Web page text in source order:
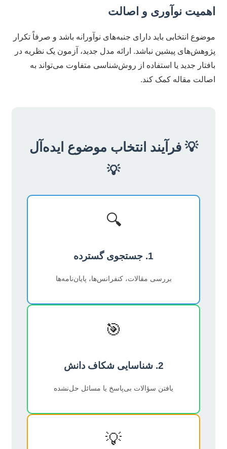
اهمیت نوآوری و اصالت
موضوع انتخابی باید دارای جنبه‌های نوآورانه باشد و صرفاً تکرار
پژوهش‌های پیشین نباشد. ارائه مدل جدید، آزمون یک نظریه در
بافتار جدید یا استفاده از روش‌شناسی متفاوت می‌تواند به
اصالت مقاله کمک کند.
💡 فرآیند انتخاب موضوع ایده‌آل
💡
🔍
1. جستجوی گسترده
بررسی مقالات، کنفرانس‌ها، پایان‌نامه‌ها
🎯
2. شناسایی شکاف دانش
یافتن سؤالات بی‌پاسخ یا مسائل حل‌نشده
💡